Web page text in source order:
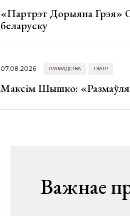
«Партрэт Дорыяна Грэя»
беларуску
07.08.2026 ГРАМАДСТВА ТЭАТР
Максім Шышко:
Важнае